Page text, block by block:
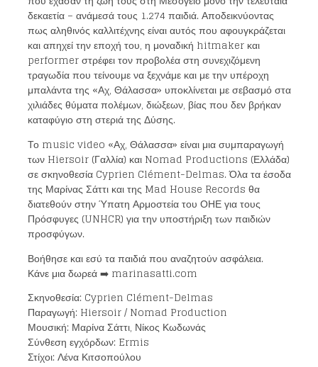
δεκαετία – ανάμεσά τους 1.274 παιδιά. Αποδεικνύοντας
πως αληθινός καλλιτέχνης είναι αυτός που αφουγκράζεται
και απηχεί την εποχή του, η μοναδική hitmaker και
performer στρέφει τον προβολέα στη συνεχιζόμενη
τραγωδία που τείνουμε να ξεχνάμε και με την υπέροχη
μπαλάντα της «Αχ, Θάλασσα» υποκλίνεται με σεβασμό στα
χιλιάδες θύματα πολέμων, διώξεων, βίας που δεν βρήκαν
καταφύγιο στη στεριά της Δύσης.
Το music video «Αχ, Θάλασσα» είναι μια συμπαραγωγή
των Hiersoir (Γαλλία) και Nomad Productions (Ελλάδα)
σε σκηνοθεσία Cyprien Clément-Delmas. Όλα τα έσοδα
της Μαρίνας Σάττι και της Mad House Records θα
διατεθούν στην Ύπατη Αρμοστεία του ΟΗΕ για τους
Πρόσφυγες (UNHCR) για την υποστήριξη των παιδιών
προσφύγων.
Βοήθησε και εσύ τα παιδιά που αναζητούν ασφάλεια.
Κάνε μια δωρεά ➡️ marinasatti.com
Σκηνοθεσία: Cyprien Clément-Delmas
Παραγωγή: Hiersoir / Nomad Production
Μουσική: Μαρίνα Σάττι, Νίκος Κωδωνάς
Σύνθεση εγχόρδων: Ermis
Στίχοι: Λένα Κιτσοπούλου
Loading your form, please wait...